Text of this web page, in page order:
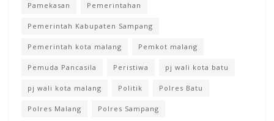
Pamekasan Pemerintahan
Pemerintah Kabupaten Sampang
Pemerintah kota malang Pemkot malang
Pemuda Pancasila Peristiwa pj wali kota batu
pj wali kota malang Politik Polres Batu
Polres Malang Polres Sampang